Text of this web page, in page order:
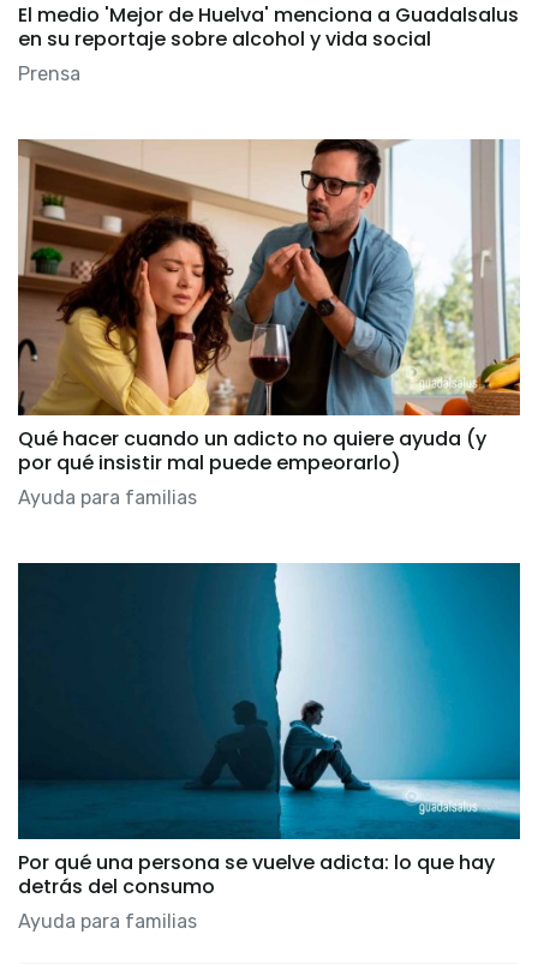
El medio 'Mejor de Huelva' menciona a Guadalsalus
en su reportaje sobre alcohol y vida social
Prensa
Qué hacer cuando un adicto no quiere ayuda (y
por qué insistir mal puede empeorarlo)
Ayuda para familias
Por qué una persona se vuelve adicta: lo que hay
detrás del consumo
Ayuda para familias